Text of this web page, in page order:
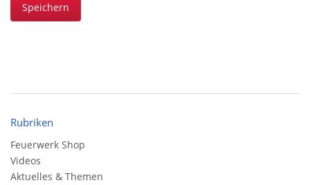
Speichern
Rubriken
Feuerwerk Shop
Videos
Aktuelles & Themen